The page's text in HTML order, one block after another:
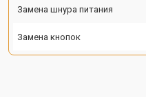
Замена шнура питания
Замена кнопок